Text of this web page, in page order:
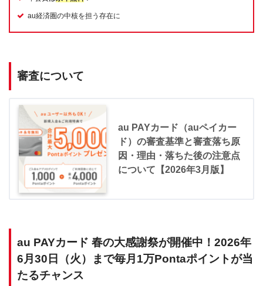
au経済圏の中核を担う存在に
審査について
au PAYカード（auペイカー
ド）の審査基準と審査落ち原
因・理由・落ちた後の注意点
について【2026年3月版】
au PAYカード 春の大感謝祭が開催中！2026年
6月30日（火）まで毎月1万Pontaポイントが当
たるチャンス